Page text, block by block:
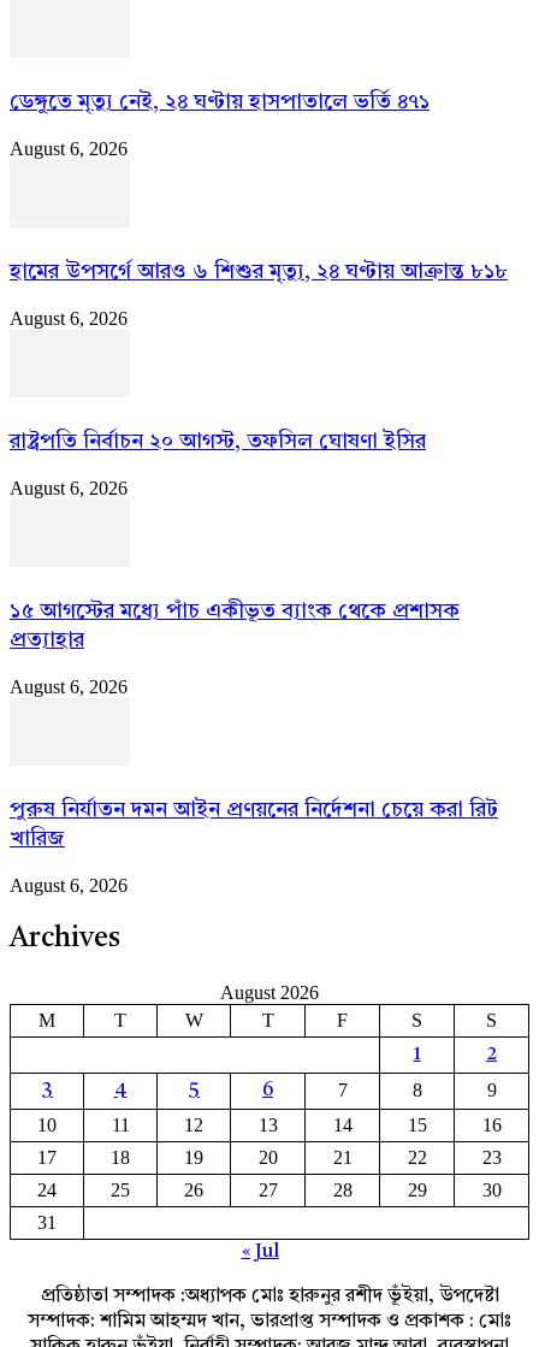
ডেঙ্গুতে মৃত্যু নেই, ২৪ ঘণ্টায় হাসপাতালে ভর্তি ৪৭১
August 6, 2026
হামের উপসর্গে আরও ৬ শিশুর মৃত্যু, ২৪ ঘণ্টায় আক্রান্ত ৮১৮
August 6, 2026
রাষ্ট্রপতি নির্বাচন ২০ আগস্ট, তফসিল ঘোষণা ইসির
August 6, 2026
১৫ আগস্টের মধ্যে পাঁচ একীভূত ব্যাংক থেকে প্রশাসক
প্রত্যাহার
August 6, 2026
পুরুষ নির্যাতন দমন আইন প্রণয়নের নির্দেশনা চেয়ে করা রিট
খারিজ
August 6, 2026
Archives
August 2026
M
T W T F S S
1
2
3
4 5 6 7 8
9
10
11 12 13 14 15
16
17
18 19 20 21 22
23
24
25 26 27 28 29
30
31
« Jul
প্রতিষ্ঠাতা সম্পাদক :অধ্যাপক মোঃ হারুনুর রশীদ ভূঁইয়া, উপদেষ্টা
সম্পাদক: শামিম আহম্মদ খান, ভারপ্রাপ্ত সম্পাদক ও প্রকাশক : মোঃ